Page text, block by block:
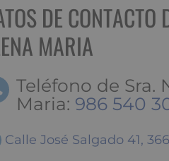
DE CONTACTO
MARIA
Teléfono de Sra.
Maria: 986 540
Calle José Salgado 41,